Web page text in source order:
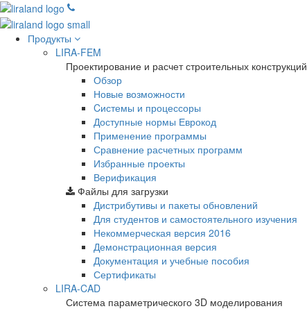
Продукты
LIRA-FEM
Проектирование и расчет строительных конструкций
Обзор
Новые возможности
Cистемы и процессоры
Доступные нормы Еврокод
Применение программы
Сравнение расчетных программ
Избранные проекты
Верификация
Файлы для загрузки
Дистрибутивы и пакеты обновлений
Для студентов и самостоятельного изучения
Некоммерческая версия 2016
Демонстрационная версия
Документация и учебные пособия
Сертификаты
LIRA-CAD
Система параметрического 3D моделирования